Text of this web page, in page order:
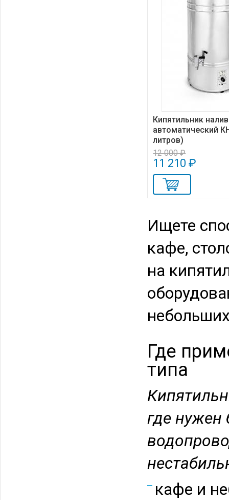
Кипятильник
автоматический
литров)
12 000 ₽
11 210 ₽
Ищете
кафе,
на
Где
типа
где
кафе и